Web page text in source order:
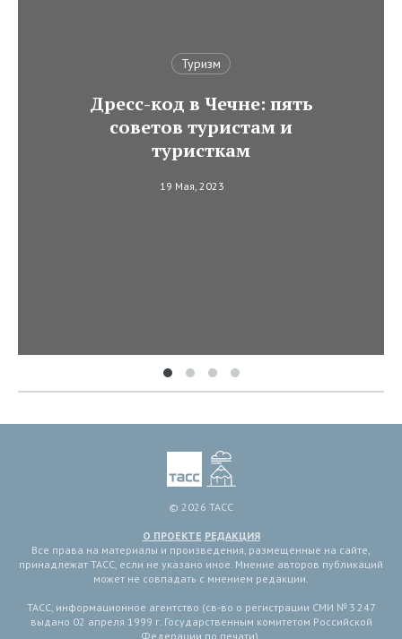
Туризм
Дресс-код в Чечне: пять
советов туристам и
туристкам
19 Мая, 2023
© 2026 ТАСС
О ПРОЕКТЕ РЕДАКЦИЯ
Все права на материалы и произведения, размещенные на сайте,
принадлежат ТАСС, если не указано иное. Мнение авторов публикаций
может не совпадать с мнением редакции.
ТАСС, информационное агентство (св-во о регистрации СМИ № 3 247
выдано 02 апреля 1999 г. Государственным комитетом Российской
Федерации по печати).